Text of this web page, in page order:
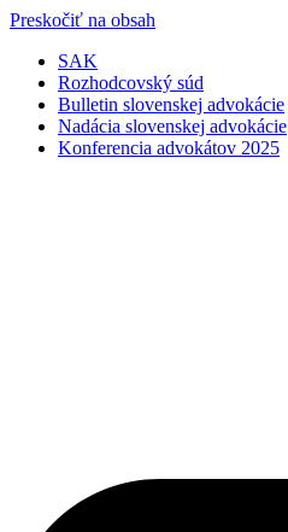
Preskočiť na obsah
SAK
Rozhodcovský súd
Bulletin slovenskej advokácie
Nadácia slovenskej advokácie
Konferencia advokátov 2025